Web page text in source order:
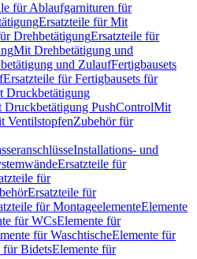
für Ablaufgarnituren für
Ersatzteile für Mit
DrehbetätigungErsatzteile für
Mit Drehbetätigung und
und ZulaufFertigbausets
Ersatzteile für Fertigbausets für
Druckbetätigung
PushControlMit
VentilstopfenZubehör für
Installations- und
Ersatzteile für
für
Ersatzteile für
für MontageelementeElemente
für WCsElemente für
für WaschtischeElemente für
für BidetsElemente für